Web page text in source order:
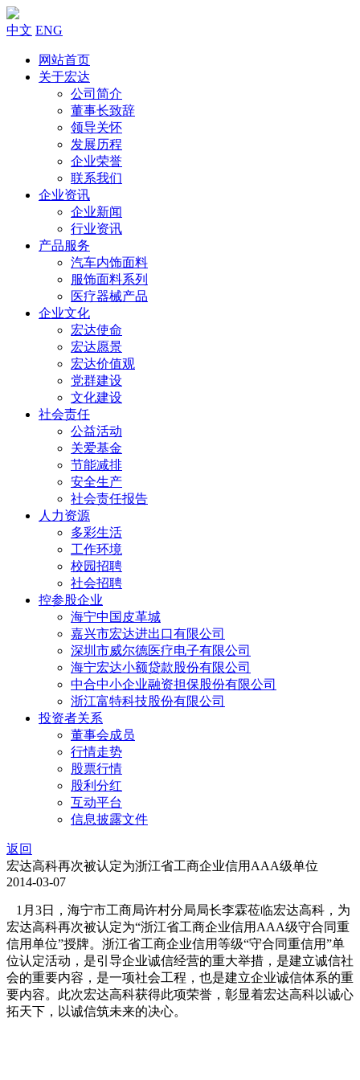
中文 ENG
网站首页
关于宏达
公司简介
董事长致辞
领导关怀
发展历程
企业荣誉
联系我们
企业资讯
企业新闻
行业资讯
产品服务
汽车内饰面料
服饰面料系列
医疗器械产品
企业文化
宏达使命
宏达愿景
宏达价值观
党群建设
文化建设
社会责任
公益活动
关爱基金
节能减排
安全生产
社会责任报告
人力资源
多彩生活
工作环境
校园招聘
社会招聘
控参股企业
海宁中国皮革城
嘉兴市宏达进出口有限公司
深圳市威尔德医疗电子有限公司
海宁宏达小额贷款股份有限公司
中合中小企业融资担保股份有限公司
浙江富特科技股份有限公司
投资者关系
董事会成员
行情走势
股票行情
股利分红
互动平台
信息披露文件
返回
宏达高科再次被认定为浙江省工商企业信用AAA级单位
2014-03-07
1月3日，海宁市工商局许村分局局长李霖莅临宏达高科，为
宏达高科再次被认定为“浙江省工商企业信用AAA级守合同重
信用单位”授牌。浙江省工商企业信用等级“守合同重信用”单
位认定活动，是引导企业诚信经营的重大举措，是建立诚信社
会的重要内容，是一项社会工程，也是建立企业诚信体系的重
要内容。此次宏达高科获得此项荣誉，彰显着宏达高科以诚心
拓天下，以诚信筑未来的决心。